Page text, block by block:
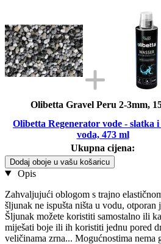
Olibetta Gravel Peru 2-3mm,
Olibetta Regenerator vode - slatka
voda, 473 ml
Ukupna cijena:
Dodaj oboje u vašu košaricu
Opis
Zahvaljujući oblogom s trajno
šljunak ne ispušta ništa u vodu,
Šljunak možete koristiti samostalno ili
miješati boje ili ih koristiti jednu pored
veličinama zrna... Mogućnostima nema